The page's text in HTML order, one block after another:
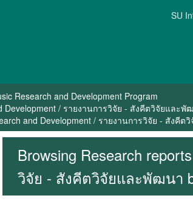
SU
Research and Development Program
Development / รายงานการวิจัย - สังคีตวิจัยและพั
and Development / รายงานการวิจัย - สังคี
Browsing Research
วิจัย - สังคีตวิจัยและพัฒนา